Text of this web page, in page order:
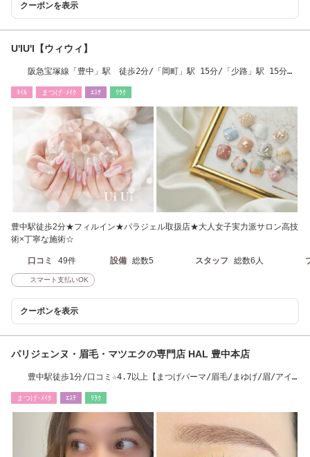
クーポンを表示
U'IU'I【ウィウィ】
阪急宝塚線「豊中」駅 徒歩2分/「岡町」駅 15分/「少路」駅 15分
ﾈｲﾙ まつげ･ﾒｲｸ ｴｽﾃ ﾘﾗｸ
豊中駅徒歩2分★フィルイン★パラジェル取扱店★大人女子実力派サロン高技
術×丁寧な施術☆
口コミ 49件 設備 総数5 スタッフ 総数6人
スマート支払いOK
クーポンを表示
パリジェンヌ・眉毛・マツエクの専門店 HAL 豊中本店
豊中駅徒歩1分/口コミ☆4.7以上【まつげパーマ/眉毛/まゆげ/眉/アイ
まつげ･ﾒｲｸ ｴｽﾃ ﾘﾗｸ